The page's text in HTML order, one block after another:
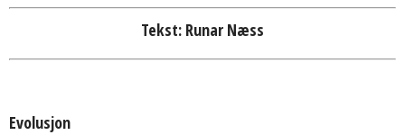
Tekst: Runar Næss
Evolusjon